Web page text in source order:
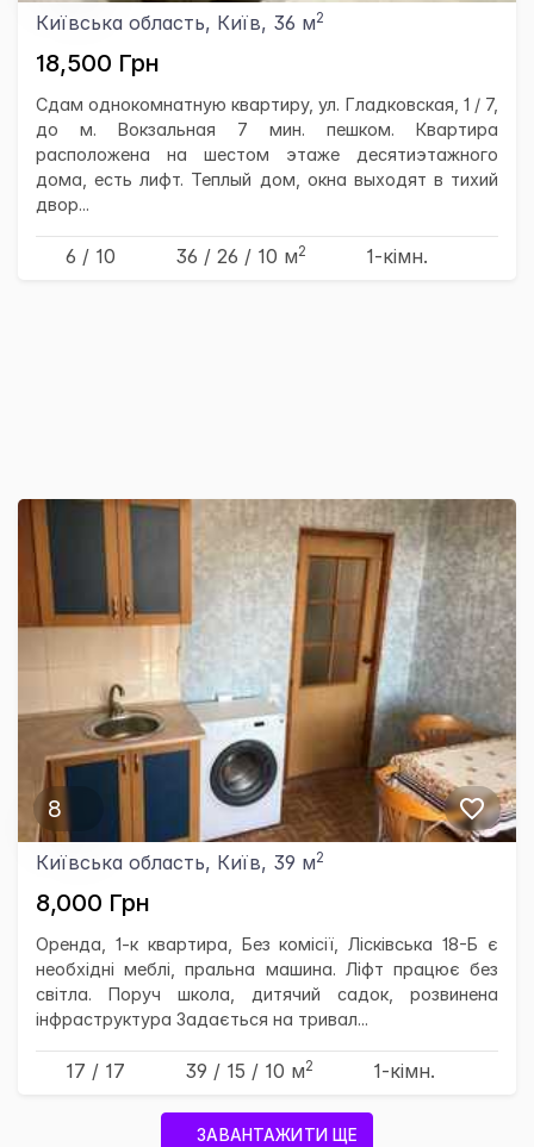
Київська область, Київ, 36 м2
18,500 Грн
Сдам однокомнатную квартиру, ул. Гладковская, 1 / 7,
до м. Вокзальная 7 мин. пешком. Квартира
расположена на шестом этаже десятиэтажного
дома, есть лифт. Теплый дом, окна выходят в тихий
двор...
6 / 10 36 / 26 / 10 м2 1-кімн.
8
Київська область, Київ, 39 м2
8,000 Грн
Оренда, 1-к квартира, Без комісії, Лісківська 18-Б є
необхідні меблі, пральна машина. Ліфт працює без
світла. Поруч школа, дитячий садок, розвинена
інфраструктура Задається на тривал...
17 / 17 39 / 15 / 10 м2 1-кімн.
ЗАВАНТАЖИТИ ЩЕ